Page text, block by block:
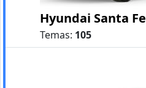
Hyundai Santa Fe
Temas: 105